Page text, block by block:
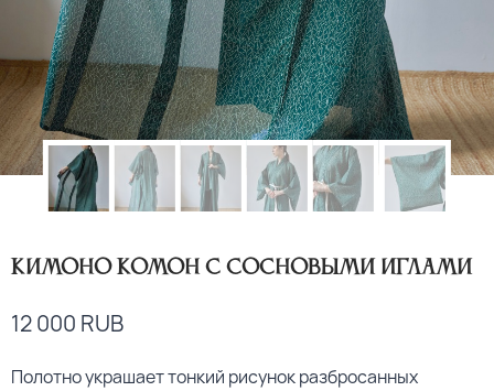
Кимоно комон с сосновыми иглами
12 000 RUB
Полотно украшает тонкий рисунок разбросанных